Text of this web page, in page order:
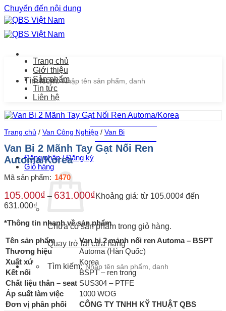
Chuyển đến nội dung
Tìm kiếm:
0939.487.487
Đăng nhập / Đăng ký
Giỏ hàng
Chưa có sản phẩm trong giỏ hàng.
Quay trở lại cửa hàng
Tìm kiếm:
Trang chủ
Giới thiệu
Sản phẩm
Tin tức
Liên hệ
Trang chủ / Van Công Nghiệp / Van Bi
Van Bi 2 Mãnh Tay Gạt Nối Ren
Automa/Korea
Mã sản phẩm: 1470
105.000₫ – 631.000₫Khoảng giá: từ 105.000₫ đến
631.000₫
*Thông tin nhanh về sản phẩm
Tên sản phẩm
Van bi 2 mảnh nối ren Automa – BSPT
Thương hiệu
Automa (Hàn Quốc)
Xuất xứ
Korea
Kết nối
BSPT – ren trong
Chất liệu thân – seat SUS304 – PTFE
Áp suất làm việc
1000 WOG
Đơn vị phân phối
CÔNG TY TNHH KỸ THUẬT QBS